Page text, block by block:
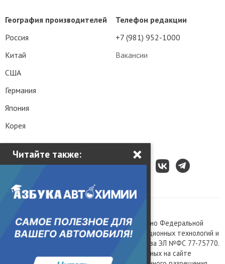
Читайте также: ×
Телефон редакции
+7 (981) 952-1000
Вакансии
География производителей
Россия
Китай
США
Германия
Япония
Корея
Сетевое издание «Kolesa.ru», зарегистрировано Федеральной
службой по надзору в сфере связи, информационных технологий и
массовых коммуникаций, номер свидетельства ЭЛ №ФС 77-75770.
Любое использование материалов, размещенных на сайте